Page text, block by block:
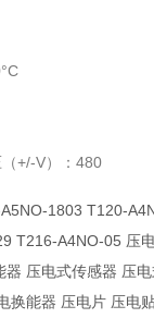
+/-V）：480
1803 T120-
T216-A4NO-05 压
器 压电式传感器 压
换能器 压电片 压电